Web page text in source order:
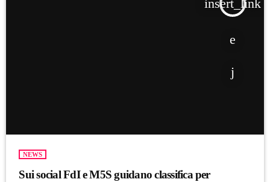
insert_link
NEWS
Sui social FdI e M5S guidano classifica per